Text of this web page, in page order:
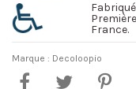
France.
Marque : Decoloopio